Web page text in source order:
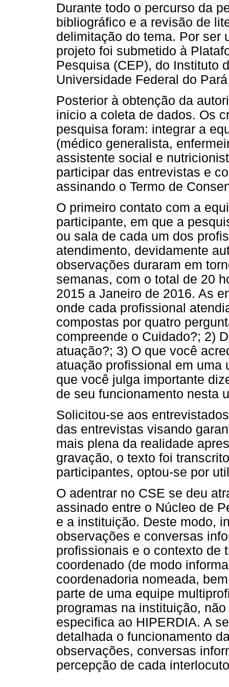
Durante todo o percurso da
bibliográfico e a revisão de
delimitação do tema. Por ser
projeto foi submetido à
Pesquisa (CEP), do Instituto
Universidade Federal do
Posterior à obtenção da
inicio a coleta de dados. Os
pesquisa foram: integrar a
(médico generalista,
assistente social e
participar das entrevistas e
assinando o Termo de
O primeiro contato com a
participante, em que a
ou sala de cada um dos
atendimento, devidamente
observações duraram em
semanas, com o total de 20
2015 a Janeiro de 2016. As
onde cada profissional
compostas por quatro
compreende o Cuidado?; 2)
atuação?; 3) O que você
atuação profissional em uma
que você julga importante
de seu funcionamento nesta
Solicitou-se aos
das entrevistas visando
mais plena da realidade
gravação, o texto foi
participantes, optou-se por
O adentrar no CSE se deu
assinado entre o Núcleo de
e a instituição. Deste modo,
observações e conversas
profissionais e o contexto de
coordenado (de modo
coordenadoria nomeada,
parte de uma equipe
programas na instituição,
especifica ao HIPERDIA. A
detalhada o funcionamento
observações, conversas
percepção de cada